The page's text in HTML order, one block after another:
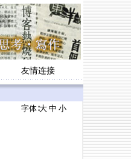
友情连接
字体∶大 中 小